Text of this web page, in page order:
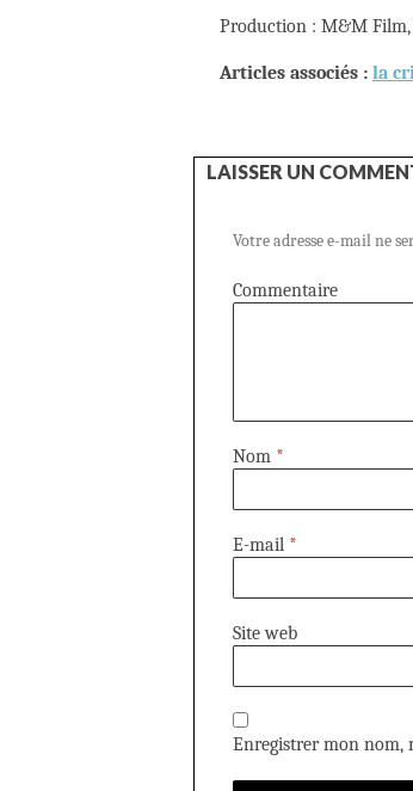
Production : M&M
Articles associés : la
LAISSER UN
Votre adresse e-mail ne
Commentaire
Nom *
E-mail *
Site web
Enregistrer mon nom,